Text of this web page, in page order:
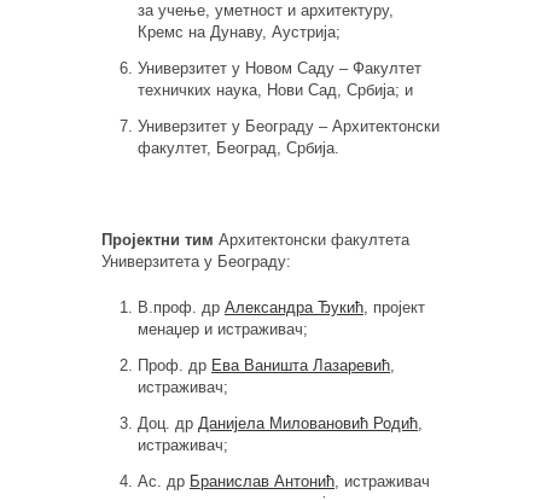
за учење, уметност и архитектуру,
Кремс на Дунаву, Аустрија;
Универзитет у Новом Саду – Факултет
техничких наука, Нови Сад, Србија; и
Универзитет у Београду – Архитектонски
факултет, Београд, Србија.
Пројектни тим Архитектонски факултета
Универзитета у Београду:
В.проф. др Александра Ђукић, пројект
менаџер и истраживач;
Проф. др Ева Ваништа Лазаревић,
истраживач;
Доц. др Данијела Миловановић Родић,
истраживач;
Ас. др Бранислав Антонић, истраживач